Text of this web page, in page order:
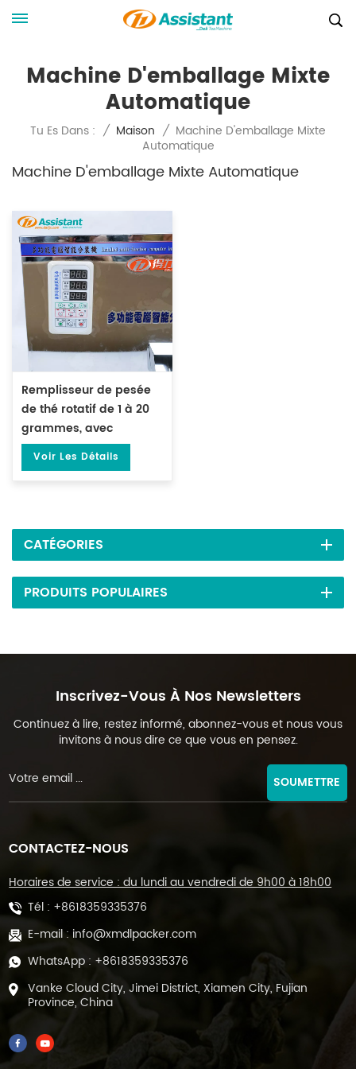
Machine D'emballage Mixte
Automatique
Tu Es Dans : / Maison / Machine D'emballage Mixte
Automatique
Machine D'emballage Mixte Automatique
Remplisseur de pesée
de thé rotatif de 1 à 20
grammes, avec
Machine de pesage de
granulés DL-FZ-20
Voir Les Détails
CATÉGORIES
PRODUITS POPULAIRES
Inscrivez-Vous À Nos Newsletters
Continuez à lire, restez informé, abonnez-vous et nous vous
invitons à nous dire ce que vous en pensez.
SOUMETTRE
CONTACTEZ-NOUS
Horaires de service : du lundi au vendredi de 9h00 à 18h00
Tél : +8618359335376
E-mail : info@xmdlpacker.com
WhatsApp : +8618359335376
Vanke Cloud City, Jimei District, Xiamen City, Fujian
Province, China